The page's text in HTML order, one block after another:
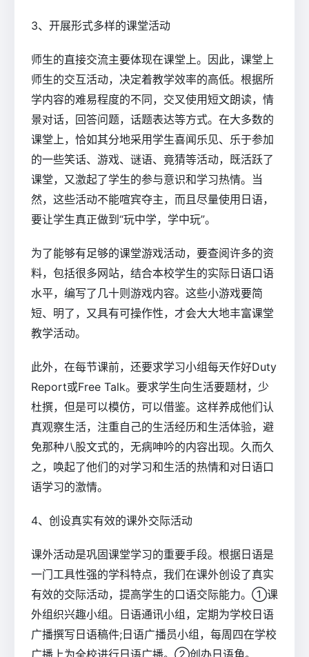
3、开展形式多样的课堂活动
师生的直接交流主要体现在课堂上。因此，课堂上
师生的交互活动，决定着教学效率的高低。根据所
学内容的难易程度的不同，交叉使用短文朗读，情
景对话，回答问题，话题表达等方式。在大多数的
课堂上，恰如其分地采用学生喜闻乐见、乐于参加
的一些笑话、游戏、谜语、竟猜等活动，既活跃了
课堂，又激起了学生的参与意识和学习热情。当
然，这些活动不能喧宾夺主，而且尽量使用日语，
要让学生真正做到“玩中学，学中玩”。
为了能够有足够的课堂游戏活动，要查阅许多的资
料，包括很多网站，结合本校学生的实际日语口语
水平，编写了几十则游戏内容。这些小游戏要简
短、明了，又具有可操作性，才会大大地丰富课堂
教学活动。
此外，在每节课前，还要求学习小组每天作好Duty
Report或Free Talk。要求学生向生活要题材，少
杜撰，但是可以模仿，可以借鉴。这样养成他们认
真观察生活，注重自己的生活经历和生活体验，避
免那种八股文式的，无病呻吟的内容出现。久而久
之，唤起了他们的对学习和生活的热情和对日语口
语学习的激情。
4、创设真实有效的课外交际活动
课外活动是巩固课堂学习的重要手段。根据日语是
一门工具性强的学科特点，我们在课外创设了真实
有效的交际活动，提高学生的口语交际能力。①课
外组织兴趣小组。日语通讯小组，定期为学校日语
广播撰写日语稿件;日语广播员小组，每周四在学校